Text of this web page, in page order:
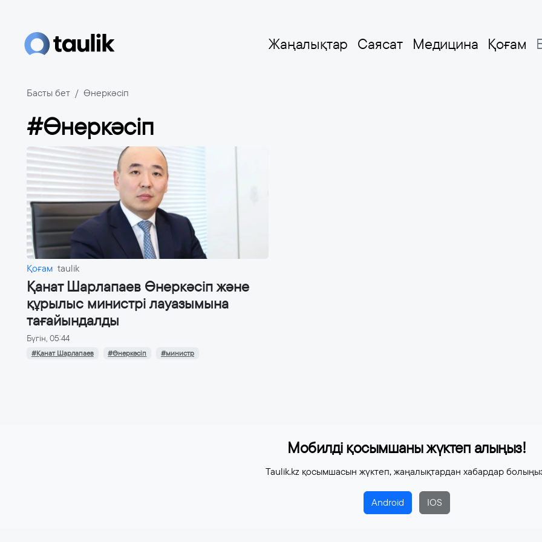
Жаңалықтар Саясат Медицина Қоғам
Басты бет Өнеркәсіп
#Өнеркәсіп
Қоғам taulik
Қанат Шарлапаев Өнеркәсіп және
құрылыс министрі лауазымына
тағайындалды
Бүгін, 05:44
#Қанат Шарлапаев #Өнеркәсіп #министр
Мобилді қосымшаны жүктеп алыңыз!
Taulik.kz қосымшасын жүктеп, жаңалықтардан хабардар
Android IOS